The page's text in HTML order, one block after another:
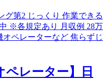
ペレーター】日